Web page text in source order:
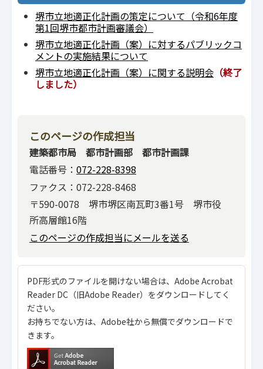
堺市立地適正化計画の策定について（令和6年度
第1回堺市都市計画審議会）
堺市立地適正化計画（案）に対するパブリックコ
メントの実施結果について
堺市立地適正化計画（案）に関する説明会 （終了
しました）
このページの作成担当
建築都市局 都市計画部 都市計画課
電話番号： 072-228-8398
ファクス：072-228-8468
〒590-0078 堺市堺区南瓦町3番1号 堺市役
所高層館16階
このページの作成担当にメールを送る
PDF形式のファイルを開けない場合は、Adobe Acrobat
Reader DC（旧Adobe Reader）をダウンロードしてく
ださい。
お持ちでない方は、Adobe社から無償でダウンロードで
きます。